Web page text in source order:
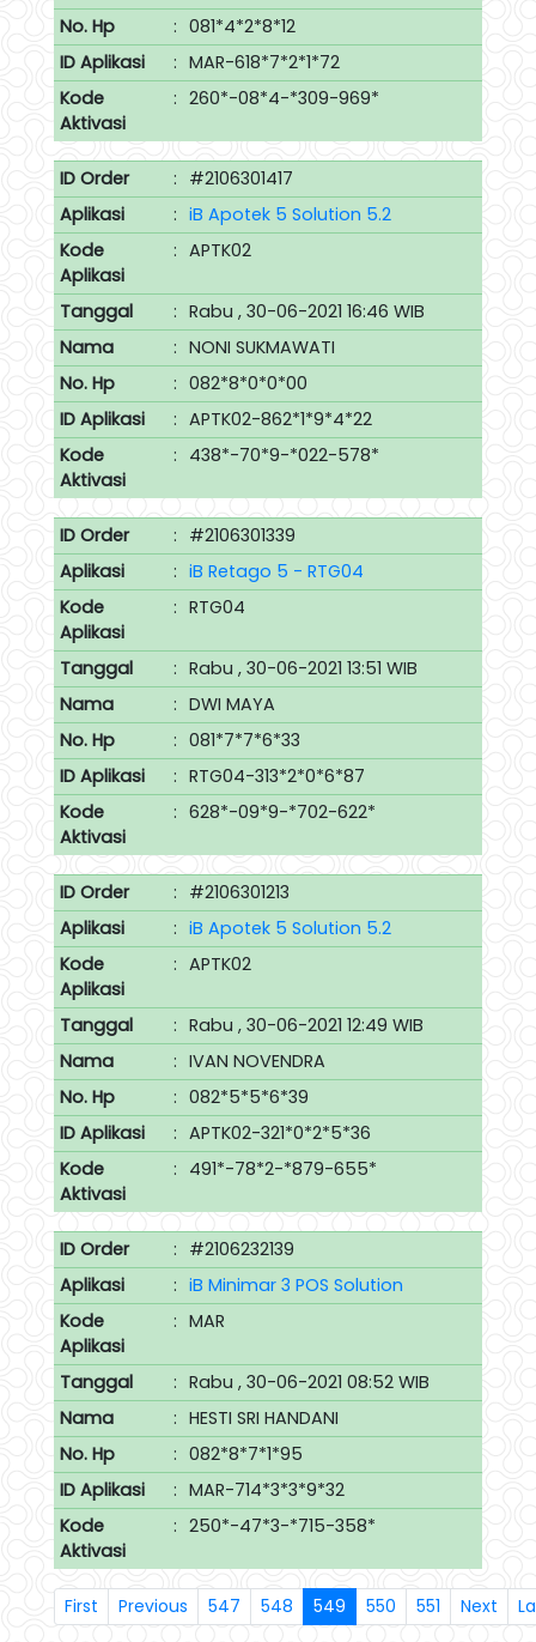
No. Hp
: 081*4*2*8*12
ID Aplikasi
: MAR-618*7*2*1*72
Kode
Aktivasi
: 260*-08*4-*309-969*
ID Order : #2106301417
Aplikasi
: iB Apotek 5 Solution 5.2
Kode
Aplikasi
: APTK02
Tanggal : Rabu , 30-06-2021 16:46 WIB
Nama
: NONI SUKMAWATI
No. Hp
: 082*8*0*0*00
ID Aplikasi
: APTK02-862*1*9*4*22
Kode
Aktivasi
: 438*-70*9-*022-578*
ID Order : #2106301339
Aplikasi
: iB Retago 5 - RTG04
Kode
Aplikasi
: RTG04
Tanggal : Rabu , 30-06-2021 13:51 WIB
Nama
: DWI MAYA
No. Hp
: 081*7*7*6*33
ID Aplikasi
: RTG04-313*2*0*6*87
Kode
Aktivasi
: 628*-09*9-*702-622*
ID Order : #2106301213
Aplikasi
: iB Apotek 5 Solution 5.2
Kode
Aplikasi
: APTK02
Tanggal : Rabu , 30-06-2021 12:49 WIB
Nama
: IVAN NOVENDRA
No. Hp
: 082*5*5*6*39
ID Aplikasi
: APTK02-321*0*2*5*36
Kode
Aktivasi
: 491*-78*2-*879-655*
ID Order : #2106232139
Aplikasi
: iB Minimar 3 POS Solution
Kode
Aplikasi
: MAR
Tanggal : Rabu , 30-06-2021 08:52 WIB
Nama
: HESTI SRI HANDANI
No. Hp
: 082*8*7*1*95
ID Aplikasi
: MAR-714*3*3*9*32
Kode
Aktivasi
: 250*-47*3-*715-358*
First Previous 547 548 549 550 551 Next